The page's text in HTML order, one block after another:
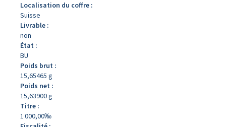
Localisation du coffre :
Suisse
Livrable :
non
État :
BU
Poids brut :
15,65465 g
Poids net :
15,63900 g
Titre :
1 000,00‰